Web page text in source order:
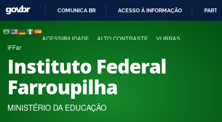
COMUNICA BR ACESSO À INFORMAÇÃO
ACESSIBILIDADE ALTO CONTRASTE VLIBRAS
IFFar
Instituto Federal
Farroupilha
MINISTÉRIO DA EDUCAÇÃO